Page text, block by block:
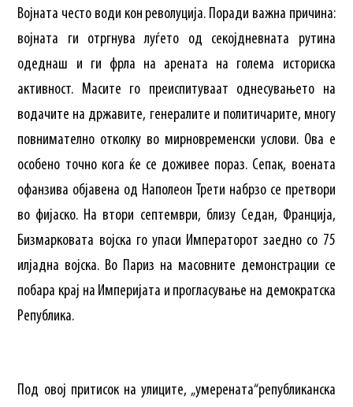
Војната често води кон револуција. Поради важна причина:
војната ги отргнува луѓето од секојдневната рутина
одеднаш и ги фрла на арената на голема историска
активност. Масите го преиспитуваат однесувањето на
водачите на државите, генералите и политичарите, многу
повнимателно отколку во мирновременски услови. Ова е
особено точно кога ќе се доживее пораз. Сепак, воената
офанзива објавена од Наполеон Трети набрзо се претвори
во фијаско. На втори септември, близу Седан, Франција,
Бизмарковата војска го упаси Императорот заедно со 75
илјадна војска. Во Париз на масовните демонстрации се
побара крај на Империјата и прогласување на демократска
Република.
Под овој притисок на улиците, „умерената“републиканска